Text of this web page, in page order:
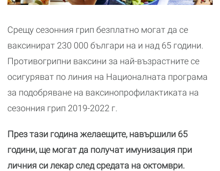
Срещу сезонния грип безплатно могат да се
ваксинират 230 000 българи на и над 65 години.
Противогрипни ваксини за най-възрастните се
осигуряват по линия на Националната програма
за подобряване на ваксинопрофилактиката на
сезонния грип 2019-2022 г.
През тази година желаещите, навършили 65
години, ще могат да получат имунизация при
личния си лекар след средата на октомври.